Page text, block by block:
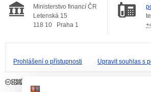
Ministerstvo financí ČR
Letenská 15
118 10
Praha 1
Prohlášení o přístupnosti Upravit souhlas s